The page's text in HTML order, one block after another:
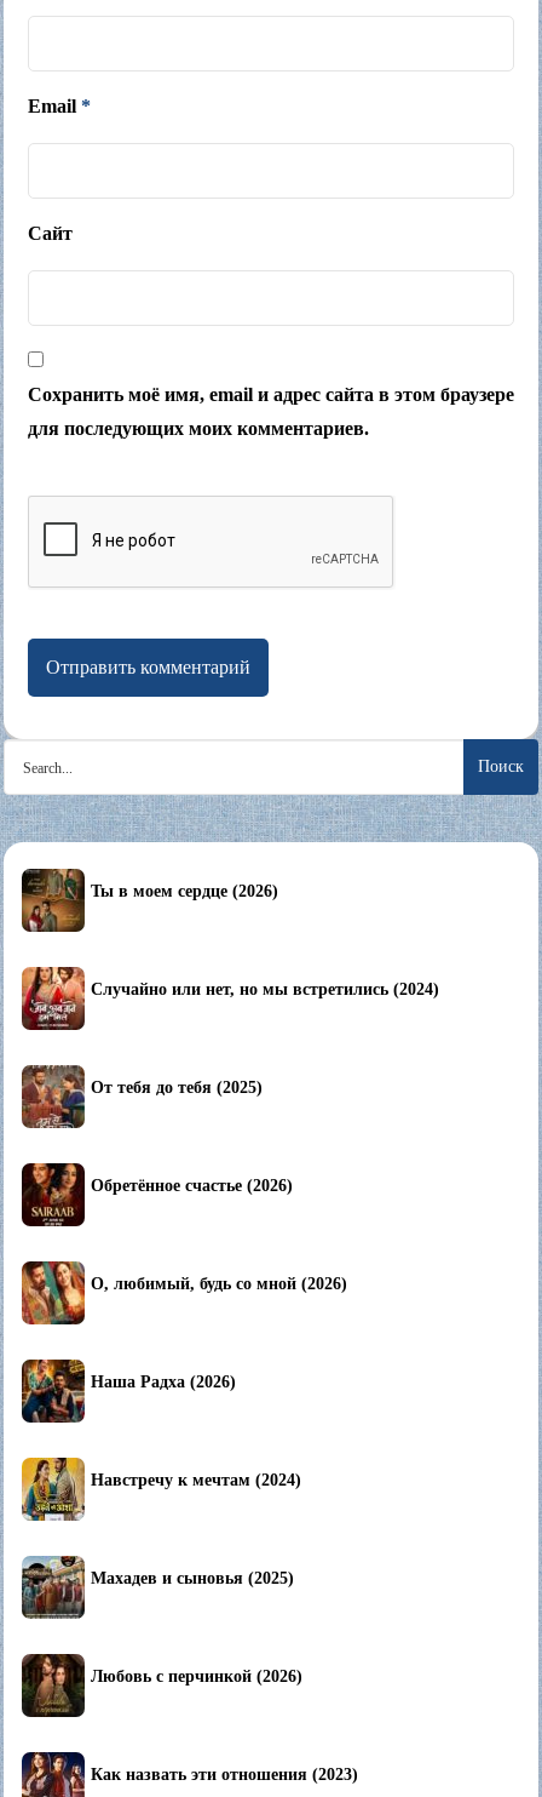
Email *
Сайт
Сохранить моё имя, email и адрес сайта в этом браузере
для последующих моих комментариев.
for:
Ты в моем сердце (2026)
Случайно или нет, но мы встретились (2024)
От тебя до тебя (2025)
Обретённое счастье (2026)
О, любимый, будь со мной (2026)
Наша Радха (2026)
Навстречу к мечтам (2024)
Махадев и сыновья (2025)
Любовь с перчинкой (2026)
Как назвать эти отношения (2023)